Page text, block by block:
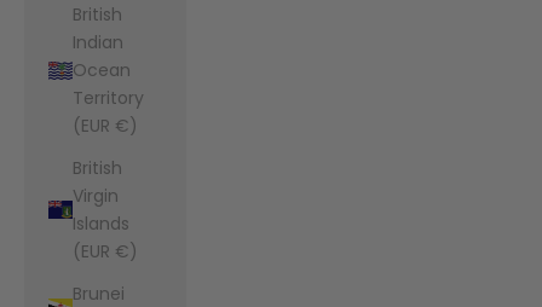
British
Indian
Ocean
Territory
(EUR €)
British
Virgin
Islands
(EUR €)
Brunei